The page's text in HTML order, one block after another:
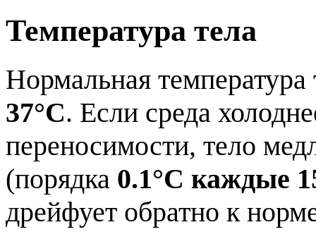
Температура тела
Нормальная
37°C. Если среда
переносимости, тело
(порядка 0.1°C каждые
дрейфует обратно к